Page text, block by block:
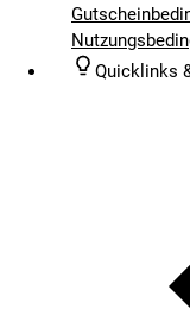
Quicklinks